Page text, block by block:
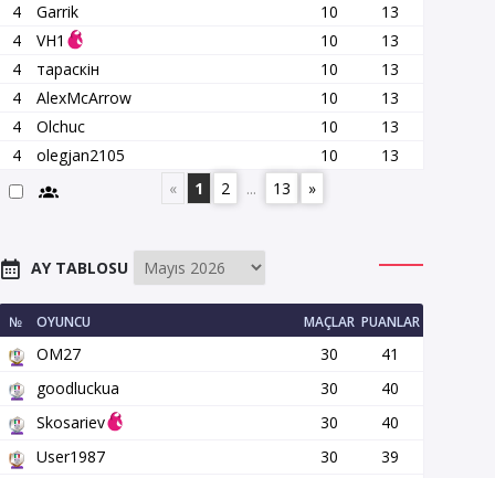
4
Garrik 10
13
4
VH1 10
13
4
тараскін 10
13
4
AlexMcArrow 10
13
4
Olchuc 10
13
4
olegjan2105 10
13
«
1 2 ... 13 »
AY TABLOSU
№ OYUNCU MAÇLAR PUANLAR
OM27 30
41
goodluckua
30
40
Skosariev
30
40
User1987
30
39